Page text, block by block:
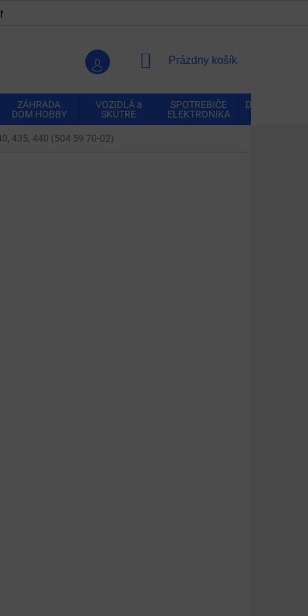
NÁKUPNÝ
Prázdny košík
ZÁHRADA
DOM HOBBY
VOZIDLÁ a
SKÚTRE
SPOTREBIČE
ELEKTRONIKA
DOMÁCNOSŤ
435, 440 (504 59 70-02)